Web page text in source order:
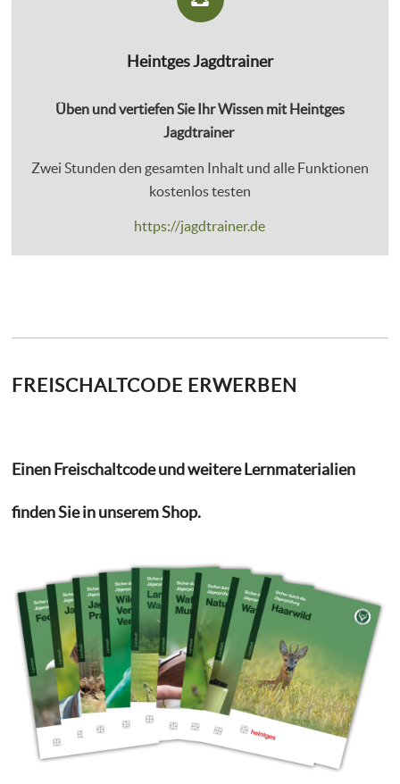
Heintges Jagdtrainer
Üben und vertiefen Sie Ihr Wissen mit Heintges
Jagdtrainer
Zwei Stunden den gesamten Inhalt und alle Funktionen
kostenlos testen
https://jagdtrainer.de
FREISCHALTCODE ERWERBEN
Einen Freischaltcode und weitere Lernmaterialien
finden Sie in unserem Shop.